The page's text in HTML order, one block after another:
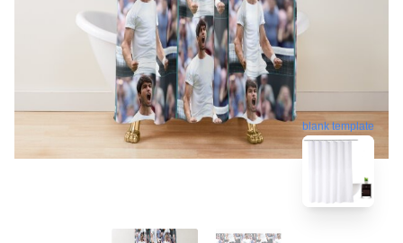
blank template